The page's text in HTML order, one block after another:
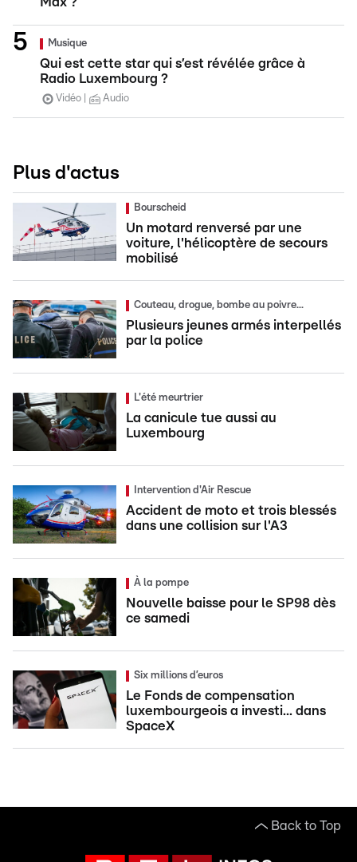
Musique
Qui est cette star qui s’est révélée grâce à
Radio Luxembourg ?
Vidéo Audio
Plus d'actus
Bourscheid
Un motard renversé par une
voiture, l'hélicoptère de secours
mobilisé
Couteau, drogue, bombe au poivre...
Plusieurs jeunes armés interpellés
par la police
L'été meurtrier
La canicule tue aussi au
Luxembourg
Intervention d'Air Rescue
Accident de moto et trois blessés
dans une collision sur l'A3
À la pompe
Nouvelle baisse pour le SP98 dès
ce samedi
Six millions d’euros
Le Fonds de compensation
luxembourgeois a investi... dans
SpaceX
Back to Top